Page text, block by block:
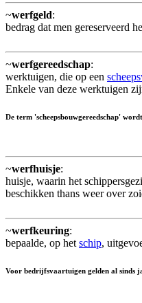
~werfgeld:
bedrag dat men gereserveerd
~werfgereedschap:
werktuigen, die op een
Enkele van deze werktuigen
De term 'scheepsbouwgereedschap'
~werfhuisje:
huisje, waarin het
beschikken thans weer over
~werfkeuring:
bepaalde, op het schip,
Voor bedrijfsvaartuigen gelden al sinds